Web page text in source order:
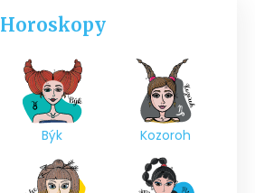
Horoskopy
Býk Kozoroh